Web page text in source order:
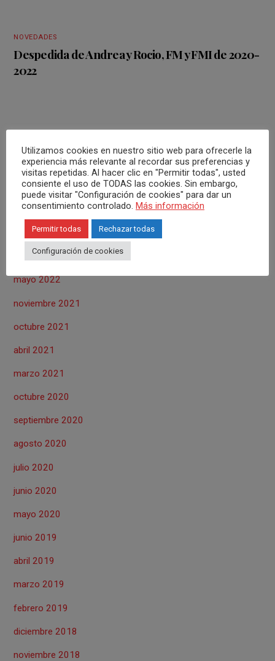
NOVEDADES
Despedida de Andrea y Rocio, FM y FMI de 2020-
2022
ARCHIVOS
noviembre 2022
octubre 2022
mayo 2022
noviembre 2021
octubre 2021
abril 2021
marzo 2021
octubre 2020
septiembre 2020
agosto 2020
julio 2020
junio 2020
mayo 2020
junio 2019
abril 2019
marzo 2019
febrero 2019
diciembre 2018
noviembre 2018
Utilizamos cookies en nuestro sitio web para ofrecerle la
experiencia más relevante al recordar sus preferencias y
visitas repetidas. Al hacer clic en "Permitir todas", usted
consiente el uso de TODAS las cookies. Sin embargo,
puede visitar "Configuración de cookies" para dar un
consentimiento controlado. Más información
Permitir todas Rechazar todas
Configuración de cookies